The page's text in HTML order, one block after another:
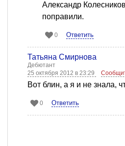
Александр
поправили.
0 Ответить
Татьяна Смирнова
Дебютант
25 октября 2012 в 23:29
Вот блин, а я и не знала,
0 Ответить